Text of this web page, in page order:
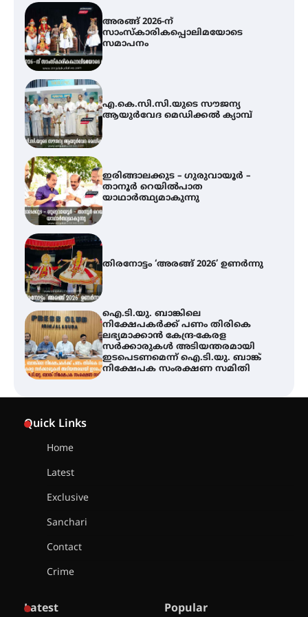
എ.കെ.സി.സി.യുടെ സൗജന്യ
ആയുർവേദ മെഡിക്കൽ ക്യാമ്പ്
ഇരിങ്ങാലക്കുട – ഗുരുവായൂർ –
താനൂർ റെയിൽപാത
യാഥാർത്ഥ്യമാകുന്നു
തിരനോട്ടം ‘അരങ്ങ് 2026’ ഉണർന്നു
നിക്ഷേപകർക്ക് പണം തിരികെ
ലഭ്യമാക്കാൻ കേന്ദ്ര-കേരള
സർക്കാരുകൾ അടിയന്തരമായി
ഇടപെടണമെന്ന് ഐ.ടി.യു. ബാങ്ക്
നിക്ഷേപക സംരക്ഷണ സമിതി
യൂത്ത് കോൺഗ്രസ്‌ സ്ഥാപക ദിനം
– ഇരിങ്ങാലക്കുടയിൽ
ലഹരിവിരുദ്ധ പ്രതിജ്ഞയെടുത്ത്
യൂത്ത് കോൺഗ്രസ്
Quick Links
Home
Latest
Exclusive
Sanchari
Contact
Crime
Latest Popular